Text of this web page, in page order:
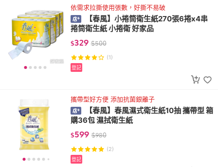
依需求拉撕使用張數，好撕不易破
【春風】小捲筒衛生紙270張6捲x4串
捲筒衛生紙 小捲衛 好家品
$329 $500
(1)
登記
攜帶型好方便 添加抗菌銀離子
【春風】春風濕式衛生紙10抽 攜帶型 箱
購36包 濕拭衛生紙
$599 $980
(2)
登記